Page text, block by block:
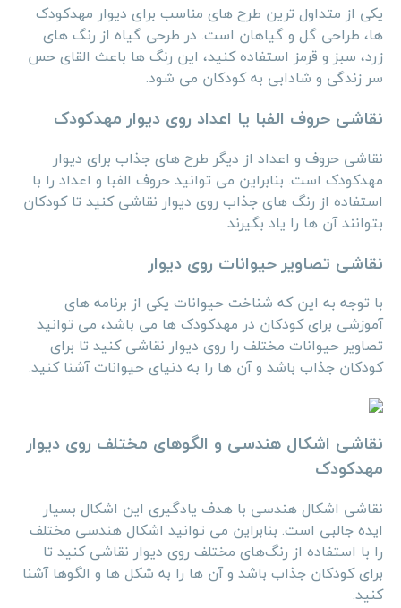
یکی از متداول ترین طرح های مناسب برای دیوار مهدکودک‌
ها، طراحی گل و گیاهان است. در طرحی گیاه از رنگ‌ های
زرد، سبز و قرمز استفاده کنید، این رنگ‌ ها باعث القای حس
سر زندگی و شادابی به کودکان می‌ شود.
نقاشی حروف الفبا یا اعداد روی دیوار مهدکودک
نقاشی حروف و اعداد از دیگر طرح های جذاب برای دیوار
مهدکودک است. بنابراین می ‌توانید حروف الفبا و اعداد را با
استفاده از رنگ ‌های جذاب روی دیوار نقاشی کنید تا کودکان
بتوانند آن ‌ها را یاد بگیرند.
نقاشی تصاویر حیوانات روی دیوار
با توجه به این که شناخت حیوانات یکی از برنامه های
آموزشی برای کودکان در مهدکودک ها می باشد، می‌ توانید
تصاویر حیوانات مختلف را روی دیوار نقاشی کنید تا برای
کودکان جذاب باشد و آن ‌ها را به دنیای حیوانات آشنا کنید.
نقاشی اشکال هندسی و الگوهای مختلف روی دیوار
مهدکودک
نقاشی اشکال هندسی با هدف یادگیری این اشکال بسیار
ایده جالبی است. بنابراین می‌ توانید اشکال هندسی مختلف
را با استفاده از رنگ‌های مختلف روی دیوار نقاشی کنید تا
برای کودکان جذاب باشد و آن ‌ها را به شکل ‌ها و الگوها آشنا
کنید.